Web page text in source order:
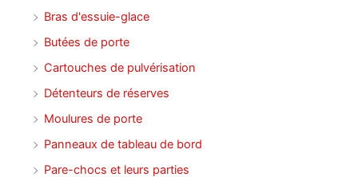
Bras d'essuie-glace
Butées de porte
Cartouches de pulvérisation
Détenteurs de réserves
Moulures de porte
Panneaux de tableau de bord
Pare-chocs et leurs parties